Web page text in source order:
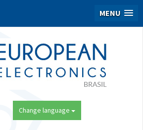
MENU
Change language